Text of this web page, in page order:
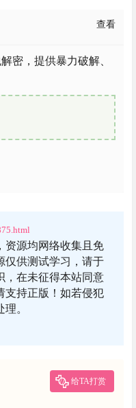
查看
密，提供暴力破解、
资源均网络收集且免
仅供测试学习，请于
，在未征得本站同意
支持正版！如若侵犯
理。
给TA打赏